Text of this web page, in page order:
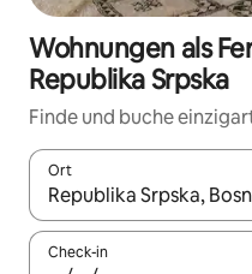
Wohnungen als
Republika Srpska
Finde und buche
Ort
Wenn Ergebnisse
Check-in